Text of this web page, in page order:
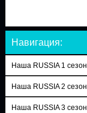
Навигация:
Наша RUSSIA 1 сезон
Наша RUSSIA 2 сезон
Наша RUSSIA 3 сезон